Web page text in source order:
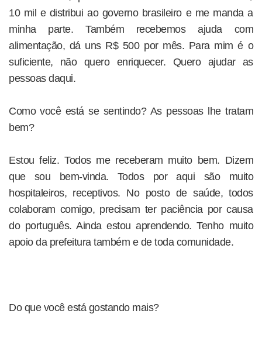
10 mil e distribui ao governo brasileiro e me manda a
minha parte. Também recebemos ajuda com
alimentação, dá uns R$ 500 por mês. Para mim é o
suficiente, não quero enriquecer. Quero ajudar as
pessoas daqui.
Como você está se sentindo? As pessoas lhe tratam
bem?
Estou feliz. Todos me receberam muito bem. Dizem
que sou bem-vinda. Todos por aqui são muito
hospitaleiros, receptivos. No posto de saúde, todos
colaboram comigo, precisam ter paciência por causa
do português. Ainda estou aprendendo. Tenho muito
apoio da prefeitura também e de toda comunidade.
Do que você está gostando mais?